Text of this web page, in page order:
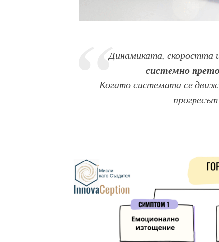
Динамиката, скоростта
системно
Когато системата се